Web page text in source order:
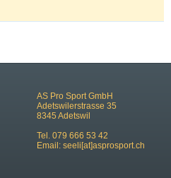
AS Pro Sport GmbH
Adetswilerstrasse 35
8345 Adetswil
Tel. 079 666 53 42
Email: seeli[at]asprosport.ch